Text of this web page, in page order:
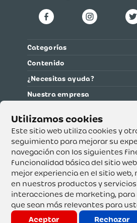
Este sitio web utiliza cookies y
seguimiento para mejorar su
navegación con los siguientes
funcionalidad básica del sitio web
mejor experiencia en el sitio web,
en nuestros productos y
interacciones de marketing,
que sean más relevantes para
Aceptar
Rechazar
Categorías
Contenido
¿Necesitas ayuda?
Nuestra empresa
Supertiendas y Drogería Olímpica
Dirección de notificación: Calle 53
Teléfono: 3232540999 -
Copyright o Actualización 2023
Reservados.